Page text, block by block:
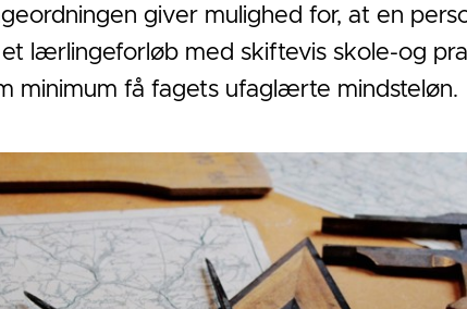
giver mulighed for, at en
lærlingeforløb med skiftevis skole-og
minimum få fagets ufaglærte mindsteløn.